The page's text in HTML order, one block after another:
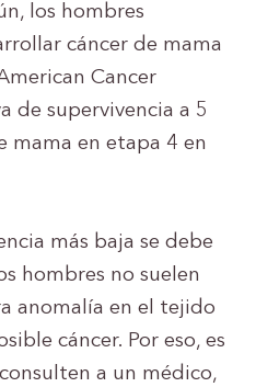
los hombres
cáncer de mama
Cancer
de supervivencia a 5
mama en etapa 4 en
más baja se debe
hombres no suelen
anomalía en el tejido
cáncer. Por eso, es
a un médico,